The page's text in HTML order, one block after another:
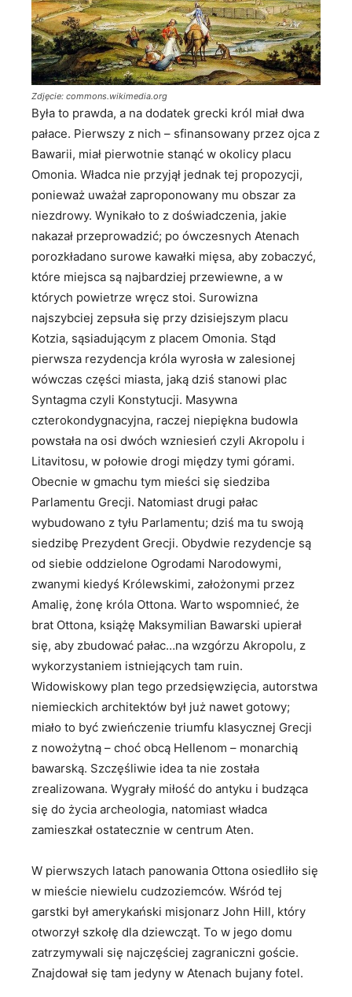
Zdjęcie: commons.wikimedia.org
Była to prawda, a na dodatek grecki król miał dwa
pałace. Pierwszy z nich – sfinansowany przez ojca z
Bawarii, miał pierwotnie stanąć w okolicy placu
Omonia. Władca nie przyjął jednak tej propozycji,
ponieważ uważał zaproponowany mu obszar za
niezdrowy. Wynikało to z doświadczenia, jakie
nakazał przeprowadzić; po ówczesnych Atenach
porozkładano surowe kawałki mięsa, aby zobaczyć,
które miejsca są najbardziej przewiewne, a w
których powietrze wręcz stoi. Surowizna
najszybciej zepsuła się przy dzisiejszym placu
Kotzia, sąsiadującym z placem Omonia. Stąd
pierwsza rezydencja króla wyrosła w zalesionej
wówczas części miasta, jaką dziś stanowi plac
Syntagma czyli Konstytucji. Masywna
czterokondygnacyjna, raczej niepiękna budowla
powstała na osi dwóch wzniesień czyli Akropolu i
Litavitosu, w połowie drogi między tymi górami.
Obecnie w gmachu tym mieści się siedziba
Parlamentu Grecji. Natomiast drugi pałac
wybudowano z tyłu Parlamentu; dziś ma tu swoją
siedzibę Prezydent Grecji. Obydwie rezydencje są
od siebie oddzielone Ogrodami Narodowymi,
zwanymi kiedyś Królewskimi, założonymi przez
Amalię, żonę króla Ottona. Warto wspomnieć, że
brat Ottona, książę Maksymilian Bawarski upierał
się, aby zbudować pałac…na wzgórzu Akropolu, z
wykorzystaniem istniejących tam ruin.
Widowiskowy plan tego przedsięwzięcia, autorstwa
niemieckich architektów był już nawet gotowy;
miało to być zwieńczenie triumfu klasycznej Grecji
z nowożytną – choć obcą Hellenom – monarchią
bawarską. Szczęśliwie idea ta nie została
zrealizowana. Wygrały miłość do antyku i budząca
się do życia archeologia, natomiast władca
zamieszkał ostatecznie w centrum Aten.
W pierwszych latach panowania Ottona osiedliło się
w mieście niewielu cudzoziemców. Wśród tej
garstki był amerykański misjonarz John Hill, który
otworzył szkołę dla dziewcząt. To w jego domu
zatrzymywali się najczęściej zagraniczni goście.
Znajdował się tam jedyny w Atenach bujany fotel.